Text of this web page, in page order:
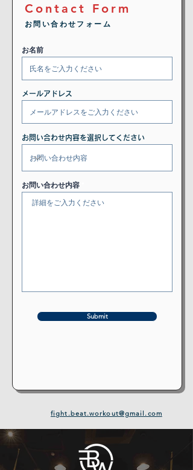
Contact Form
お問い合わせフォーム
お名前
メールアドレス
お問い合わせ内容を選択してください
お問い合わせ内容
Submit
fight.beat.workout@gmail.com